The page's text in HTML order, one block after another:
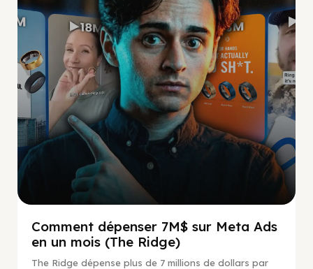
Social Scaling
Comment dépenser 7M$ sur Meta Ads
en un mois (The Ridge)
The Ridge dépense plus de 7 millions de dollars par